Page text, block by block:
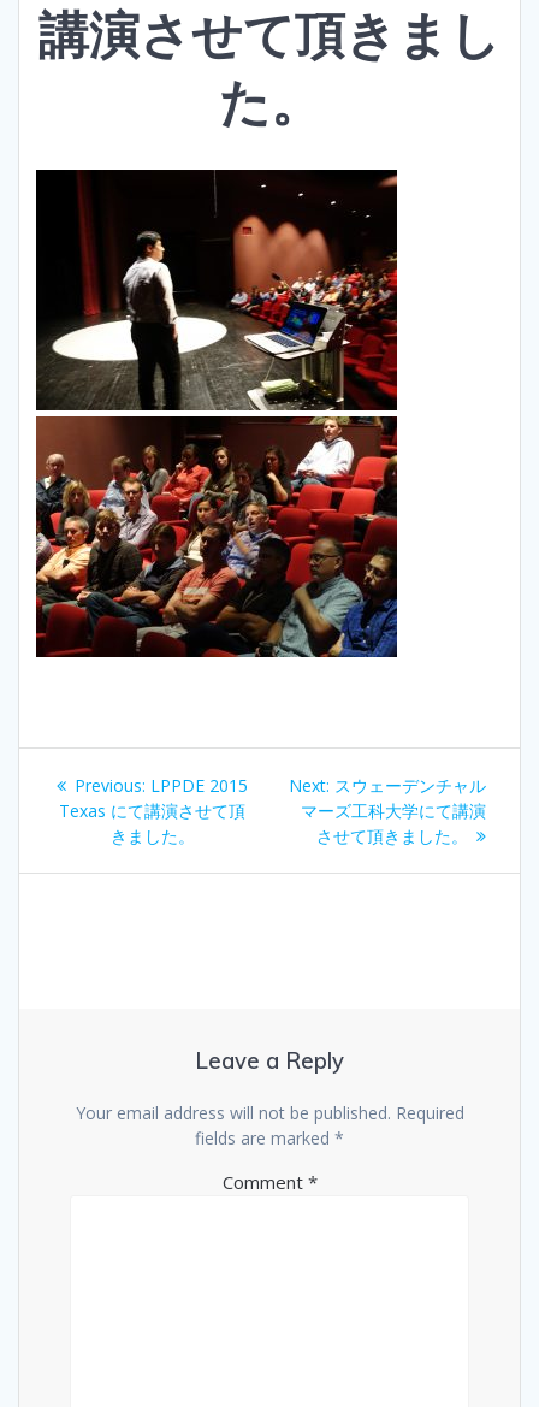
講演させて頂きまし
た。
Post
navigation
Previous: Previous
post:
LPPDE 2015
Texas にて講演させて頂
きました。
Next: Next
post:
スウェーデンチャル
マーズ工科大学にて講演
させて頂きました。
Leave a Reply
Your email address will not be published. Required
fields are marked *
Comment *